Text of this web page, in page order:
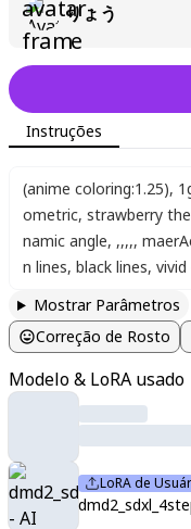
りょう
Instruções
(anime coloring:1.25),
ometric, strawberry
namic angle, ,,,,,
n lines, black lines,
Mostrar Parâmetros
Correção de Rosto
Modelo & LoRA usado
LoRA de